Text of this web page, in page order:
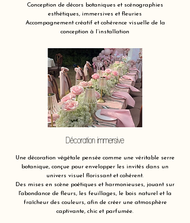
Conception de décors botaniques et scénographies
esthétiques, immersives et fleuries
Accompagnement créatif et cohérence visuelle de la
conception à l’installation
Décoration immersive
Une décoration végétale pensée comme une véritable serre
botanique, conçue pour envelopper les invités dans un
univers visuel florissant et cohérent.
Des mises en scène poétiques et harmonieuses, jouant sur
l'abondance de fleurs, les feuillages, le bois naturel et la
fraîcheur des couleurs, afin de créer une atmosphère
captivante, chic et parfumée.